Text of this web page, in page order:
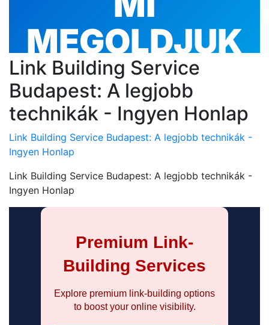
Link Building Service
Budapest: A legjobb
technikák - Ingyen Honlap
Link Building Service Budapest: A legjobb technikák -
Ingyen Honlap
Link Building Service Budapest: A legjobb technikák -
Ingyen Honlap